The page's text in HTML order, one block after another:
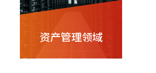
资产管理领域